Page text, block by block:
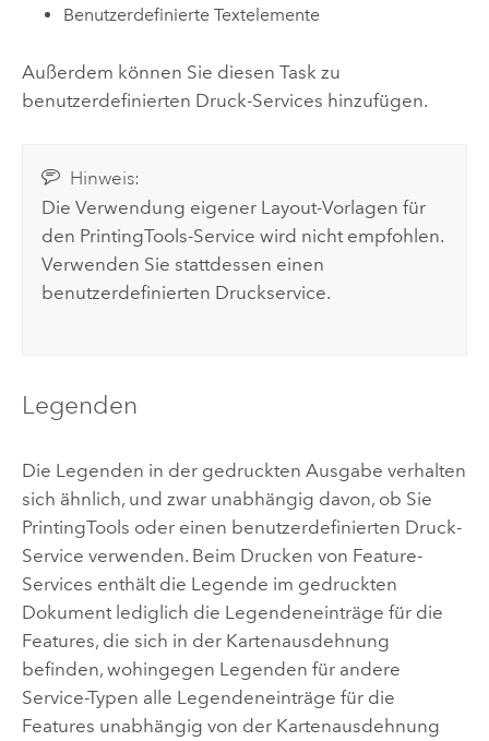
Benutzerdefinierte Textelemente
Außerdem können Sie diesen Task zu
benutzerdefinierten Druck-Services hinzufügen.
Hinweis:
Die Verwendung eigener Layout-Vorlagen für
den PrintingTools-Service wird nicht empfohlen.
Verwenden Sie stattdessen einen
benutzerdefinierten Druckservice.
Legenden
Die Legenden in der gedruckten Ausgabe verhalten
sich ähnlich, und zwar unabhängig davon, ob Sie
PrintingTools oder einen benutzerdefinierten Druck-
Service verwenden. Beim Drucken von Feature-
Services enthält die Legende im gedruckten
Dokument lediglich die Legendeneinträge für die
Features, die sich in der Kartenausdehnung
befinden, wohingegen Legenden für andere
Service-Typen alle Legendeneinträge für die
Features unabhängig von der Kartenausdehnung